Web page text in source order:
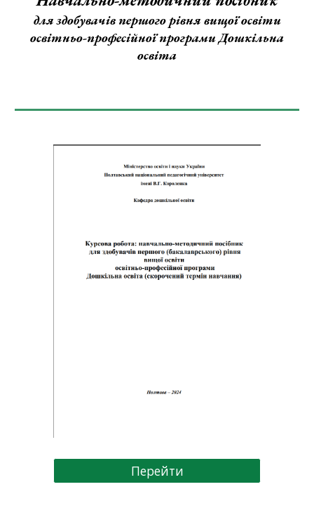
для здобувачів першого рівня вищої освіти
освітньо-професійної програми Дошкільна
освіта
Перейти